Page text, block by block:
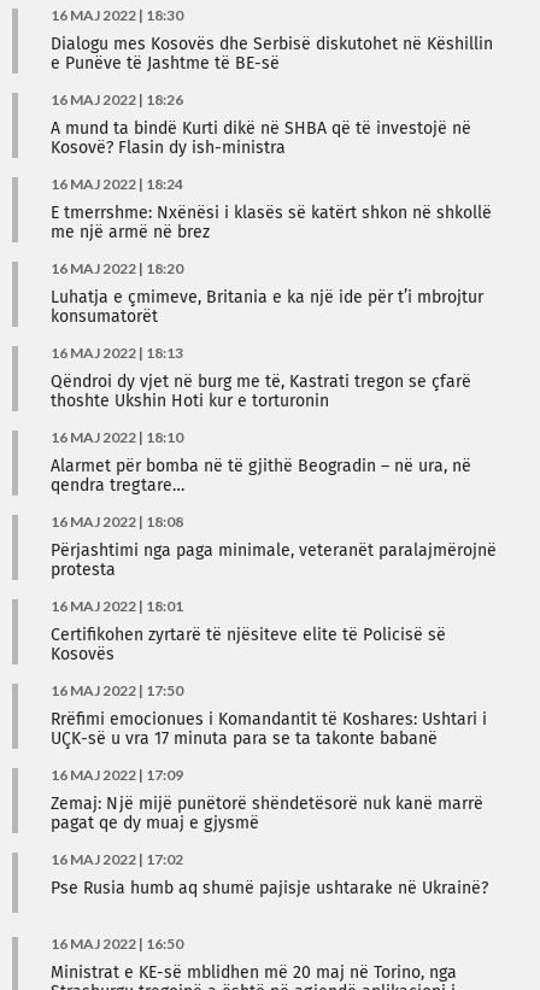
16 MAJ 2022 | 18:30
Dialogu mes Kosovës dhe Serbisë diskutohet në Këshillin
e Punëve të Jashtme të BE-së
16 MAJ 2022 | 18:26
A mund ta bindë Kurti dikë në SHBA që të investojë në
Kosovë? Flasin dy ish-ministra
16 MAJ 2022 | 18:24
E tmerrshme: Nxënësi i klasës së katërt shkon në shkollë
me një armë në brez
16 MAJ 2022 | 18:20
Luhatja e çmimeve, Britania e ka një ide për t’i mbrojtur
konsumatorët
16 MAJ 2022 | 18:13
Qëndroi dy vjet në burg me të, Kastrati tregon se çfarë
thoshte Ukshin Hoti kur e torturonin
16 MAJ 2022 | 18:10
​Alarmet për bomba në të gjithë Beogradin – në ura, në
qendra tregtare…
16 MAJ 2022 | 18:08
Përjashtimi nga paga minimale, veteranët paralajmërojnë
protesta
16 MAJ 2022 | 18:01
Certifikohen zyrtarë të njësiteve elite të Policisë së
Kosovës
16 MAJ 2022 | 17:50
Rrëfimi emocionues i Komandantit të Koshares: Ushtari i
UÇK-së u vra 17 minuta para se ta takonte babanë
16 MAJ 2022 | 17:09
Zemaj: Një mijë punëtorë shëndetësorë nuk kanë marrë
pagat qe dy muaj e gjysmë
16 MAJ 2022 | 17:02
Pse Rusia humb aq shumë pajisje ushtarake në Ukrainë?
16 MAJ 2022 | 16:50
Ministrat e KE-së mblidhen më 20 maj në Torino, nga